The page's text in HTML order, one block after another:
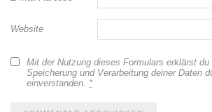
Website
Mit der Nutzung dieses Formulars erklärst
Speicherung und Verarbeitung deiner Daten
einverstanden. *